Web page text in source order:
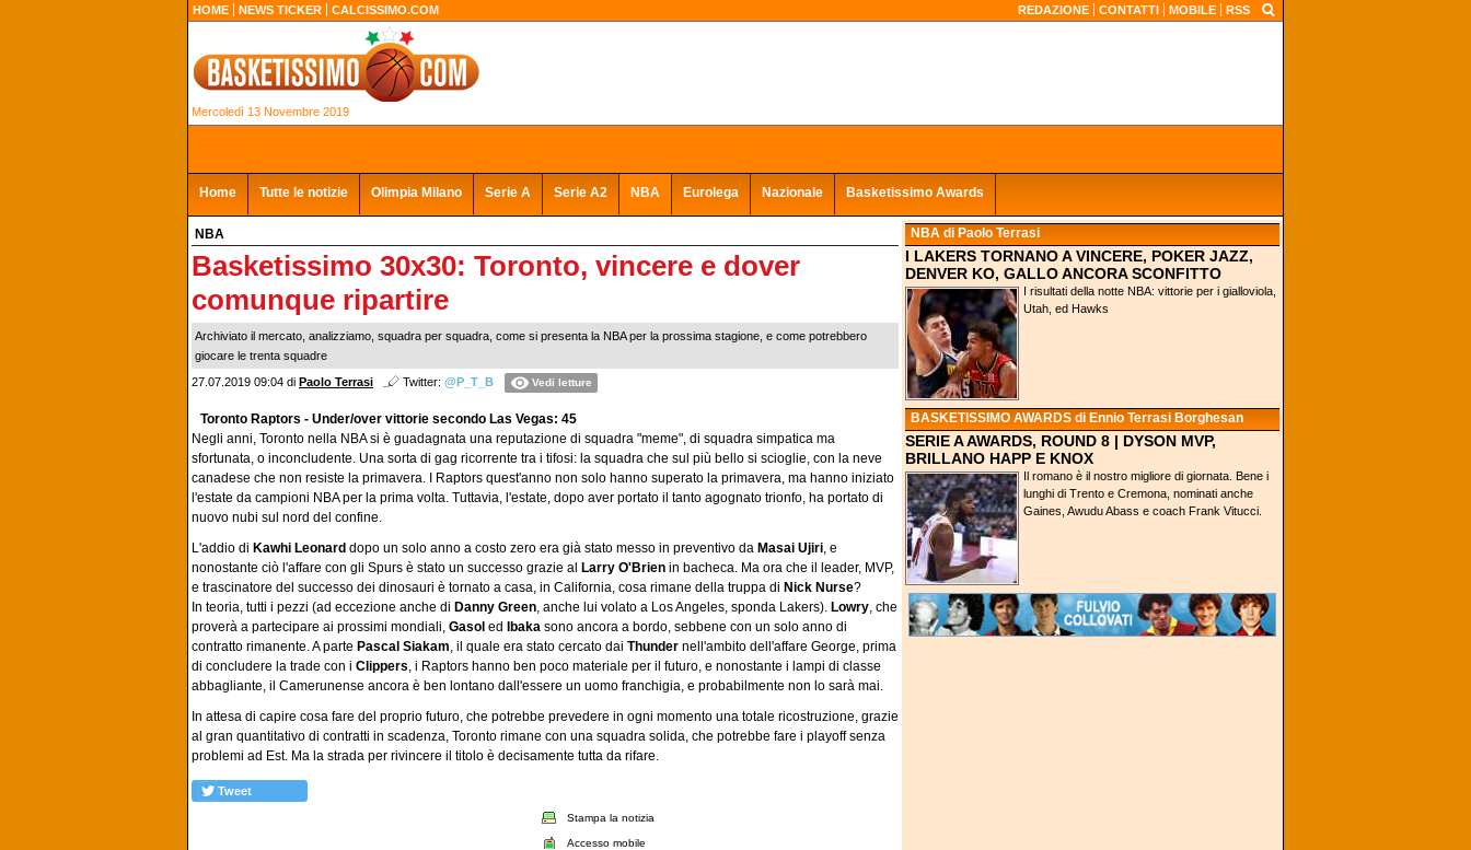
HOME NEWS TICKER CALCISSIMO.COM REDAZIONE CONTATTI MOBILE RSS
Mercoledì 13 Novembre 2019
Home Tutte le notizie Olimpia Milano Serie A Serie A2 NBA Eurolega Nazionale Basketissimo Awards
NBA
Basketissimo 30x30: Toronto, vincere e dover
comunque ripartire
Archiviato il mercato, analizziamo, squadra per squadra, come si presenta la NBA per la prossima stagione, e come potrebbero
giocare le trenta squadre
27.07.2019 09:04 di Paolo Terrasi Twitter: @P_T_B Vedi letture
Toronto Raptors - Under/over vittorie secondo Las Vegas: 45
Negli anni, Toronto nella NBA si è guadagnata una reputazione di squadra "meme", di squadra simpatica ma
sfortunata, o inconcludente. Una sorta di gag ricorrente tra i tifosi: la squadra che sul più bello si scioglie, con la neve
canadese che non resiste la primavera. I Raptors quest'anno non solo hanno superato la primavera, ma hanno iniziato
l'estate da campioni NBA per la prima volta. Tuttavia, l'estate, dopo aver portato il tanto agognato trionfo, ha portato di
nuovo nubi sul nord del confine.
L'addio di Kawhi Leonard dopo un solo anno a costo zero era già stato messo in preventivo da Masai Ujiri, e
nonostante ciò l'affare con gli Spurs è stato un successo grazie al Larry O'Brien in bacheca. Ma ora che il leader, MVP,
e trascinatore del successo dei dinosauri è tornato a casa, in California, cosa rimane della truppa di Nick Nurse?
In teoria, tutti i pezzi (ad eccezione anche di Danny Green, anche lui volato a Los Angeles, sponda Lakers). Lowry, che
proverà a partecipare ai prossimi mondiali, Gasol ed Ibaka sono ancora a bordo, sebbene con un solo anno di
contratto rimanente. A parte Pascal Siakam, il quale era stato cercato dai Thunder nell'ambito dell'affare George, prima
di concludere la trade con i Clippers, i Raptors hanno ben poco materiale per il futuro, e nonostante i lampi di classe
abbagliante, il Camerunense ancora è ben lontano dall'essere un uomo franchigia, e probabilmente non lo sarà mai.
In attesa di capire cosa fare del proprio futuro, che potrebbe prevedere in ogni momento una totale ricostruzione, grazie
al gran quantitativo di contratti in scadenza, Toronto rimane con una squadra solida, che potrebbe fare i playoff senza
problemi ad Est. Ma la strada per rivincere il titolo è decisamente tutta da rifare.
Tweet
Stampa la notizia
Accesso mobile
NBA di Paolo Terrasi
I LAKERS TORNANO A VINCERE, POKER JAZZ,
DENVER KO, GALLO ANCORA SCONFITTO
I risultati della notte NBA: vittorie per i gialloviola,
Utah, ed Hawks
BASKETISSIMO AWARDS di Ennio Terrasi Borghesan
SERIE A AWARDS, ROUND 8 | DYSON MVP,
BRILLANO HAPP E KNOX
Il romano è il nostro migliore di giornata. Bene i
lunghi di Trento e Cremona, nominati anche
Gaines, Awudu Abass e coach Frank Vitucci.